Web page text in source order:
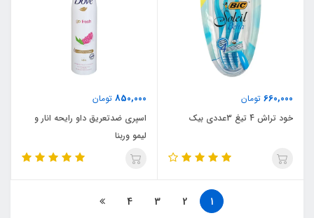
660,000 تومان
خود تراش 4 تیغ 3عددی بیک
850,000 تومان
اسپری ضدتعریق داو رایحه انار و
لیمو وربنا
1
2
3
4